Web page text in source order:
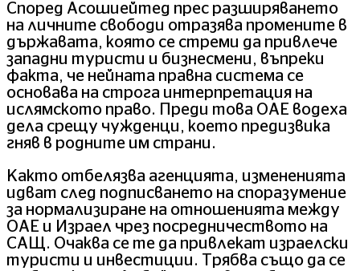
Според Асошиейтед прес разширяването
на личните свободи отразява промените в
държавата, която се стреми да привлече
западни туристи и бизнесмени, въпреки
факта, че нейната правна система се
основава на строга интерпретация на
ислямското право. Преди това ОАЕ водеха
дела срещу чужденци, което предизвика
гняв в родните им страни.
Както отбелязва агенцията, измененията
идват след подписването на споразумение
за нормализиране на отношенията между
ОАЕ и Израел чрез посредничеството на
САЩ. Очаква се те да привлекат израелски
туристи и инвестиции. Трябва също да се